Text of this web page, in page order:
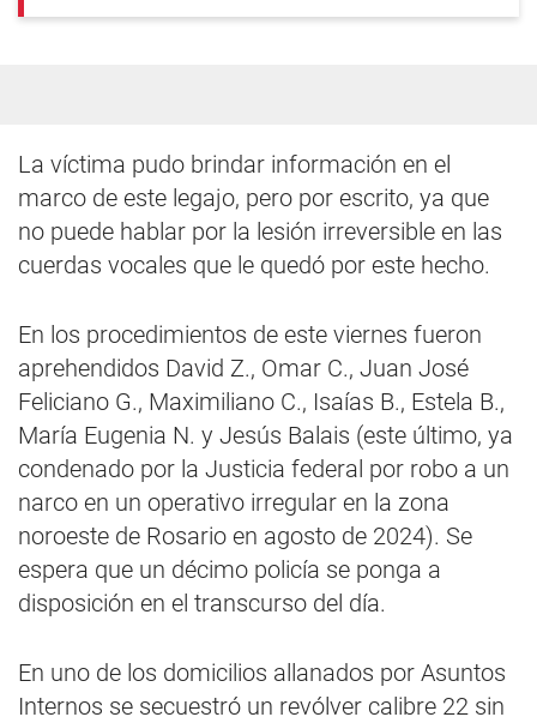
La víctima pudo brindar información en el
marco de este legajo, pero por escrito, ya que
no puede hablar por la lesión irreversible en las
cuerdas vocales que le quedó por este hecho.
En los procedimientos de este viernes fueron
aprehendidos David Z., Omar C., Juan José
Feliciano G., Maximiliano C., Isaías B., Estela B.,
María Eugenia N. y Jesús Balais (este último, ya
condenado por la Justicia federal por robo a un
narco en un operativo irregular en la zona
noroeste de Rosario en agosto de 2024). Se
espera que un décimo policía se ponga a
disposición en el transcurso del día.
En uno de los domicilios allanados por Asuntos
Internos se secuestró un revólver calibre 22 sin